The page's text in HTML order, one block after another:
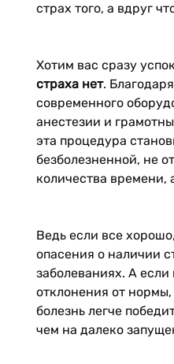
страх того, а вдруг
Хотим вас сразу
страха нет.
современного
анестезии и
эта процедура
безболезненной, не
количества времени,
Ведь если все
опасения о наличии
заболеваниях. А
отклонения от
болезнь легче
чем на далеко